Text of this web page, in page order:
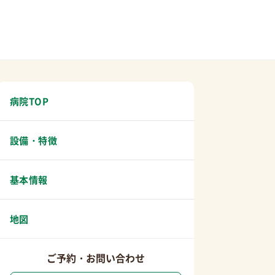
病院TOP
設備・特徴
基本情報
地図
ご予約・お問い合わせ